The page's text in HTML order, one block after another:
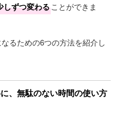
しずつ変わることができま
るための6つの方法を紹介し
、無駄のない時間の使い方